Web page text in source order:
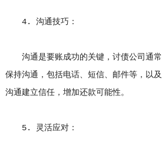
4. 沟通技巧：
沟通是要账成功的关键，讨债公司通常
保持沟通，包括电话、短信、邮件等，以
沟通建立信任，增加还款可能性。
5. 灵活应对：